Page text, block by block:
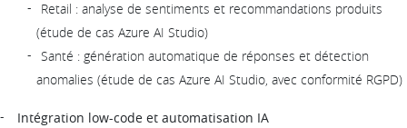
Retail : analyse de sentiments et recommandations produits
(étude de cas Azure AI Studio)
Santé : génération automatique de réponses et détection
anomalies (étude de cas Azure AI Studio, avec conformité RGPD)
Intégration low-code et automatisation IA